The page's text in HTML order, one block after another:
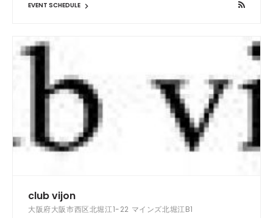
EVENT SCHEDULE
club vijon
大阪府大阪市西区北堀江1-22 マインズ北堀江B1